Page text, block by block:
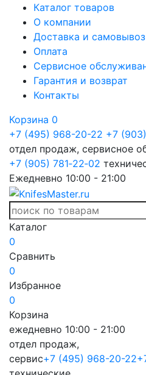
Каталог товаров
О компании
Доставка и самовывоз
Оплата
Сервисное
Гарантия и возврат
Контакты
Корзина 0
+7 (495) 968-20-22 +7
отдел продаж, сервисное
+7 (905) 781‑22‑02
Ежедневно 10:00 - 21:00
Каталог
0
Сравнить
0
Избранное
0
Корзина
ежедневно 10:00 - 21:00
отдел продаж,
сервис+7 (495) 968-20-22